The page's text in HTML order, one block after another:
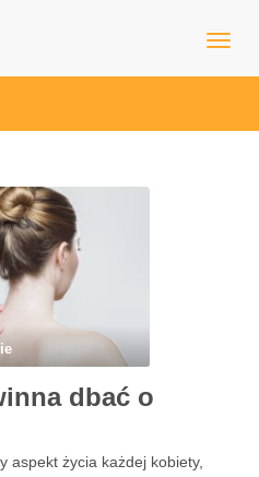
dbać o
aspekt życia każdej kobiety,